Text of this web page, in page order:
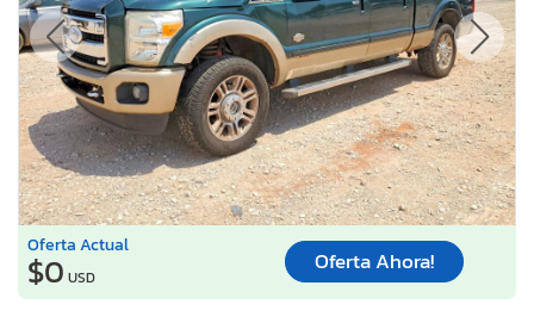
Oferta Actual
$0 USD
Oferta Ahora!